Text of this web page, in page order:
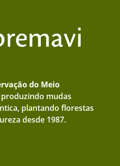
do Meio
produzindo mudas
plantando florestas
desde 1987.